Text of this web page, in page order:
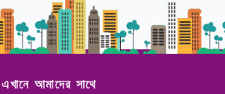
এখানে আমাদের সাথে